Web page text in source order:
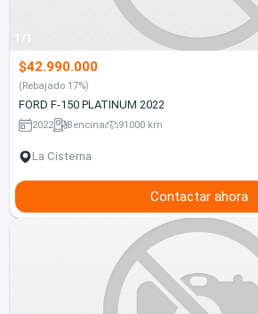
1/1
$42.990.000
(Rebajado 17%)
FORD F-150 PLATINUM 2022
2022 Bencina 91000 km
La Cisterna
Contactar ahora